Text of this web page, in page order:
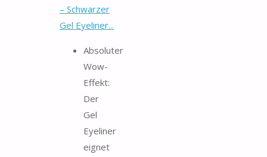
– Schwarzer
Gel Eyeliner...
Absoluter
Wow-
Effekt:
Der
Gel
Eyeliner
eignet